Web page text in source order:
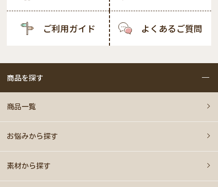
ご利用ガイド よくあるご質問
商品を探す
商品一覧
お悩みから探す
素材から探す